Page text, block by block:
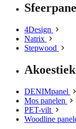
4Design
Natrix
Stepwood
Akoestiek
DENIMpanel
Mos panelen
PET-vilt
Woodline